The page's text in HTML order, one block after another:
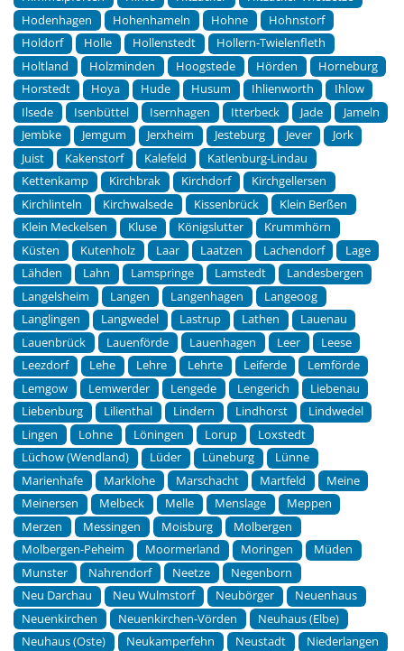
Hodenhagen
Hohenhameln Hohne
Hohnstorf
Holdorf
Holle Hollenstedt
Hollern-Twielenfleth
Holtland
Holzminden Hoogstede Hörden
Horneburg
Horstedt
Hoya Hude Husum Ihlienworth
Ihlow
Ilsede
Isenbüttel Isernhagen Itterbeck Jade
Jameln
Jembke
Jemgum Jerxheim Jesteburg Jever
Jork
Juist
Kakenstorf Kalefeld
Katlenburg-Lindau
Kettenkamp
Kirchbrak Kirchdorf
Kirchgellersen
Kirchlinteln
Kirchwalsede Kissenbrück
Klein Berßen
Klein Meckelsen
Kluse Königslutter
Krummhörn
Küsten
Kutenholz Laar Laatzen Lachendorf
Lage
Lähden
Lahn Lamspringe Lamstedt
Landesbergen
Langelsheim
Langen Langenhagen
Langeoog
Langlingen
Langwedel Lastrup Lathen
Lauenau
Lauenbrück
Lauenförde Lauenhagen Leer
Leese
Leezdorf
Lehe Lehre Lehrte Leiferde
Lemförde
Lemgow
Lemwerder Lengede Lengerich
Liebenau
Liebenburg
Lilienthal Lindern Lindhorst
Lindwedel
Lingen
Lohne Löningen Lorup
Loxstedt
Lüchow (Wendland)
Lüder Lüneburg
Lünne
Marienhafe
Marklohe Marschacht Martfeld
Meine
Meinersen
Melbeck Melle Menslage
Meppen
Merzen
Messingen Moisburg
Molbergen
Molbergen-Peheim
Moormerland Moringen
Müden
Munster
Nahrendorf Neetze
Negenborn
Neu Darchau
Neu Wulmstorf Neubörger
Neuenhaus
Neuenkirchen
Neuenkirchen-Vörden
Neuhaus (Elbe)
Neuhaus (Oste)
Neukamperfehn Neustadt
Niederlangen